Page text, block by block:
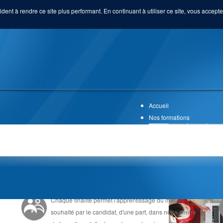
à rendre ce site plus performant. En continuant à utiliser ce site, vous
Accueil
Nos formations
Chaque finalité permet l'apprentissage du métier
souhaité par le candidat, d'une part, dans notre centre